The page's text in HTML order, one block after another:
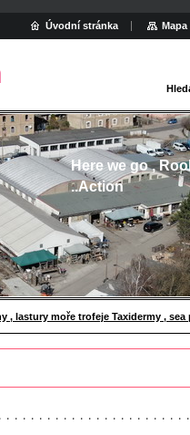
Here we go ,
..Action
, lastury moře trofeje Taxidermy ,
Úvodní stránka